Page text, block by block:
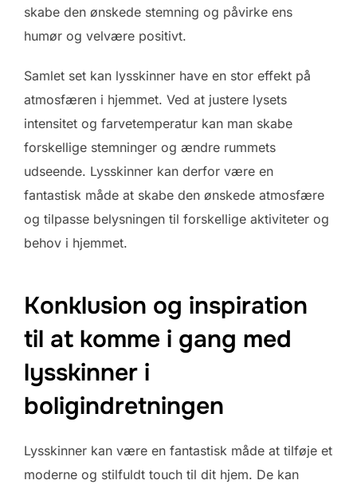
skabe den ønskede stemning og påvirke ens
humør og velvære positivt.
Samlet set kan lysskinner have en stor effekt på
atmosfæren i hjemmet. Ved at justere lysets
intensitet og farvetemperatur kan man skabe
forskellige stemninger og ændre rummets
udseende. Lysskinner kan derfor være en
fantastisk måde at skabe den ønskede atmosfære
og tilpasse belysningen til forskellige aktiviteter og
behov i hjemmet.
Konklusion og inspiration
til at komme i gang med
lysskinner i
boligindretningen
Lysskinner kan være en fantastisk måde at tilføje et
moderne og stilfuldt touch til dit hjem. De kan